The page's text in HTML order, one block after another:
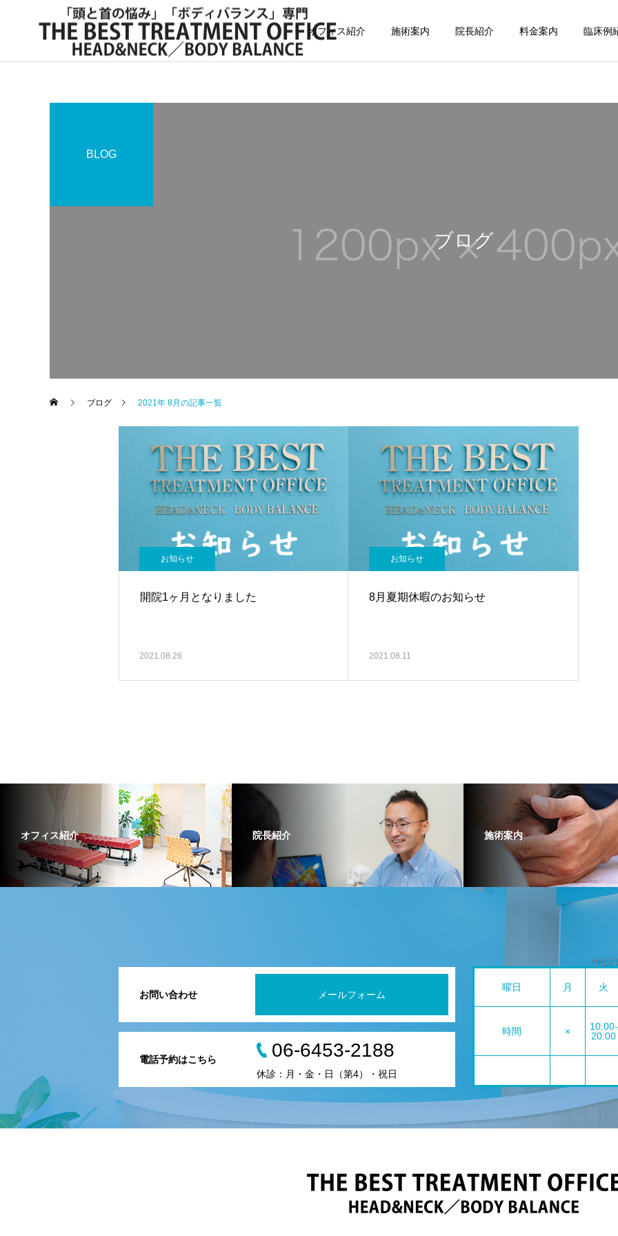
オフィス紹介 施術案内 院長紹介 料金案内 臨床例
6月1日休診のお知らせ
知らせ
ブログ
BLOG
ブログ 2021年 8月の記事一覧
お知らせ
開院1ヶ月となりました
2021.08.26
お知らせ
8月夏期休暇のお知らせ
2021.08.11
オフィス紹介 院長紹介 施術案内
お問い合わせ メールフォーム
電話予約はこちら 06-6453-2188
休診：月・金・日（第4）・祝日
曜日 月 火
時間 ×
10:00-
20:00